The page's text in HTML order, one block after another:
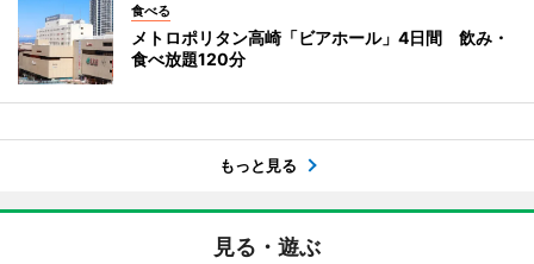
食べる
メトロポリタン高崎「ビアホール」4日間 飲み・
食べ放題120分
もっと見る
見る・遊ぶ